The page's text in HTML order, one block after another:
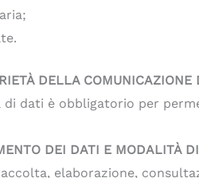
DELLA COMUNICAZIONE
dati è obbligatorio per
DEI DATI E MODALITÀ
elaborazione,